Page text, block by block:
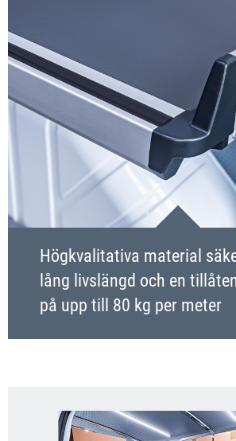
Högkvalitativa material
lång livslängd och en
på upp till 80 kg per meter